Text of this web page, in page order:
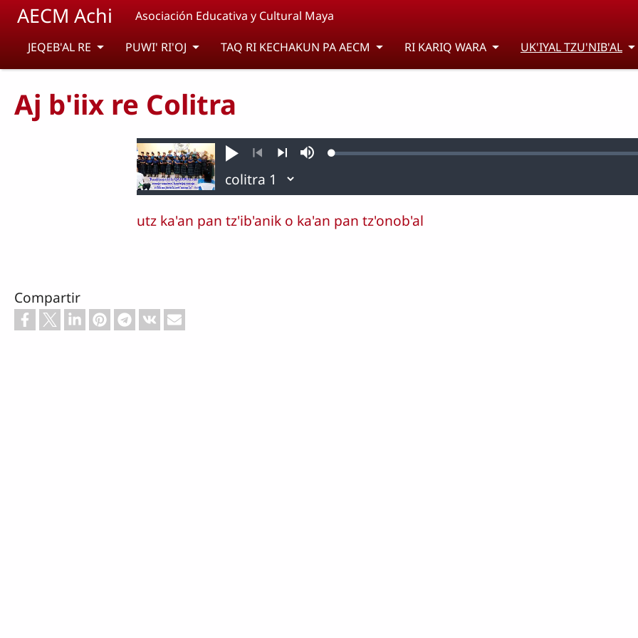
Pasar al contenido principal
AECM Achi
Asociación Educativa y Cultural Maya
JEQEB'AL RE
PUWI' RI'OJ TAQ RI KECHAKUN PA AECM RI KARIQ WARA UK'IYAL TZU'NIB'AL
Aj b'iix re Colitra
Ka'an
cha'
Kilik
Anterior
SilenciarLoaded:
utz ka'an pan tz'ib'anik o ka'an pan tz'onob'al
Compartir